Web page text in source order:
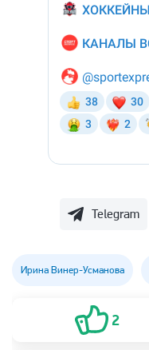
Telegram
Ирина Винер-Усманова
2